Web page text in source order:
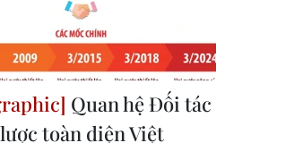
Quan hệ Đối tác
toàn diện Việt